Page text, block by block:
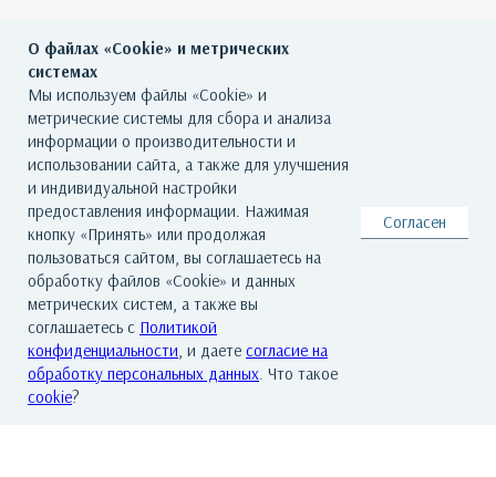
Зимний лес
540 000 р.
ВСЕ ХУДОЖНИКИ
О файлах «Cookie» и метрических
системах
Мы используем файлы «Cookie» и
метрические системы для сбора и анализа
информации о производительности и
использовании сайта, а также для улучшения
и индивидуальной настройки
предоставления информации. Нажимая
кнопку «Принять» или продолжая
пользоваться сайтом, вы соглашаетесь на
обработку файлов «Cookie» и данных
метрических систем, а также вы
соглашаетесь с Политикой
конфиденциальности, и даете согласие на
обработку персональных данных. Что такое
cookie?
Согласен